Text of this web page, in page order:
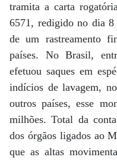
tramita a carta
6571, redigido no dia
de um rastreamento
países. No Brasil,
efetuou saques em
indícios de lavagem,
outros países, esse
milhões. Total da
dos órgãos ligados ao
que as altas